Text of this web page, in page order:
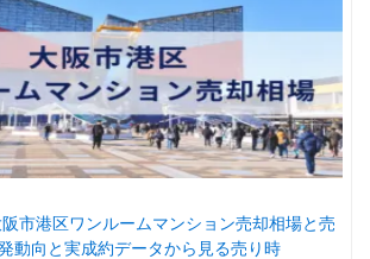
阪市港区ワンルームマンション売却相場と売
動向と実成約データから見る売り時